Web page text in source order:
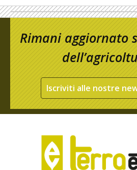
Rimani aggiornato
Iscriviti alle nostre